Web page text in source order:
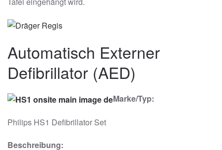
Automatisch Externer
Defibrillator (AED)
Marke/Typ:
Philips HS1 Defibrillator Set
Beschreibung: